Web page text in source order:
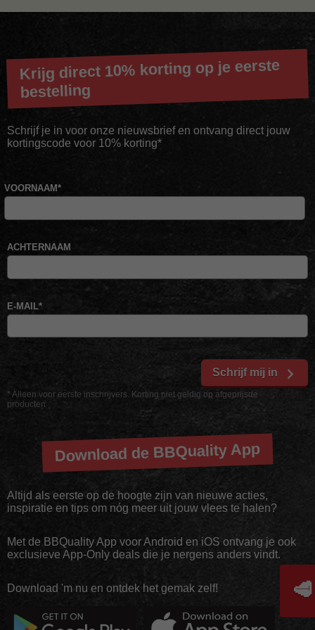
Krijg direct 10% korting op je eerste
bestelling
Schrijf je in voor onze nieuwsbrief en ontvang direct jouw
kortingscode voor 10% korting*
* Alleen voor eerste inschrijvers. Korting niet geldig op afgeprijsde
producten
VOORNAAM*
ACHTERNAAM
E-MAIL*
Schrijf mij in
Download de BBQuality App
Altijd als eerste op de hoogte zijn van nieuwe acties,
inspiratie en tips om nóg meer uit jouw vlees te halen?
Met de BBQuality App voor Android en iOS ontvang je ook
exclusieve App-Only deals die je nergens anders vindt.
Download 'm nu en ontdek het gemak zelf! 🥩